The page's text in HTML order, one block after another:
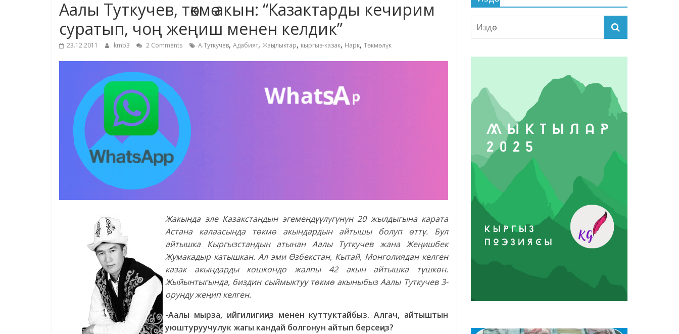
Аалы Туткучев, төкмө акын: “Казактарды кечирим
суратып, чоң жеңиш менен келдик”
23.12.2011 kmb3 2 Comments А.Туткучев, Адабият, Жаңылыктар, кыргыз-казак, Нарк, Төкмөлүк
Жакында эле Казакстандын эгемендүүлүгүнүн 20 жылдыгына карата
Астана калаасында төкмө акындардын айтышы болуп өттү. Бул
айтышка Кыргызстандын атынан Аалы Туткучев жана Жеңишбек
Жумакадыр катышкан. Ал эми Өзбекстан, Кытай, Монголиядан келген
казак акындарды кошкондо жалпы 42 акын айтышка түшкөн.
Жыйынтыгында, биздин сыймыктуу төкмө акыныбыз Аалы Туткучев 3-
орунду жеңип келген.
-Аалы мырза, ийгилигиңиз менен куттуктайбыз. Алгач, айтыштын
уюштуруучулук жагы кандай болгонун айтып берсеңиз?